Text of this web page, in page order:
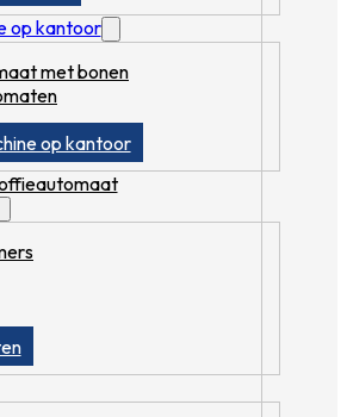
op kantoor
met bonen
op kantoor